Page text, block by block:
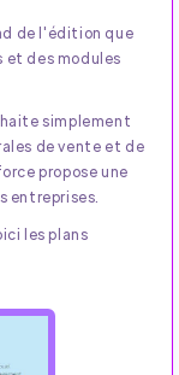
de l'édition que
et des modules
simplement
de vente et de
propose une
entreprises.
les plans